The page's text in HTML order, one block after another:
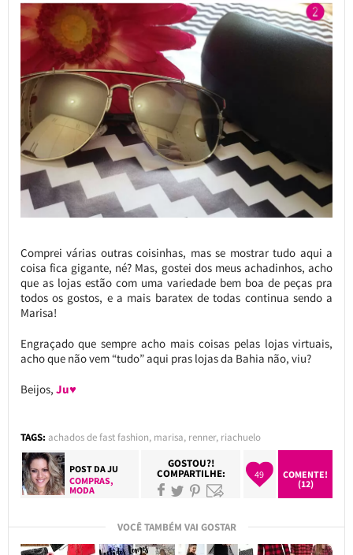
Comprei várias outras coisinhas, mas se mostrar tudo aqui a
coisa fica gigante, né? Mas, gostei dos meus achadinhos, acho
que as lojas estão com uma variedade bem boa de peças pra
todos os gostos, e a mais baratex de todas continua sendo a
Marisa!
Engraçado que sempre acho mais coisas pelas lojas virtuais,
acho que não vem “tudo” aqui pras lojas da Bahia não, viu?
Beijos, Ju♥
TAGS: achados de fast fashion, marisa, renner, riachuelo
POST DAJU
COMPRAS,
MODA
GOSTOU?!
COMPARTILHE: 49
COMENTE!
(12)
VOCÊ TAMBÉM VAI GOSTAR